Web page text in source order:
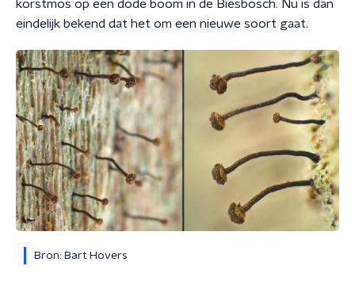
korstmos op een dode boom in de Biesbosch. Nu is dan
eindelijk bekend dat het om een nieuwe soort gaat.
Bron: Bart Hovers